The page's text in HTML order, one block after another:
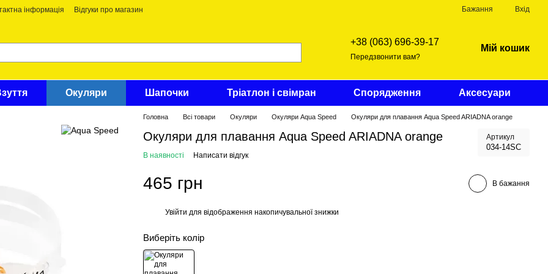
інформація Відгуки про магазин Бажання Вхід
+38 (063) 696-39-17
Передзвонити вам?
Мій кошик
Окуляри Шапочки Тріатлон і свімран Спорядження Аксесуари
Головна Всі товари Окуляри Окуляри Aqua Speed Окуляри для плавання Aqua Speed ARIADNA orange
Окуляри для плавання Aqua Speed ARIADNA orange Артикул
034-14SC
В наявності Написати відгук
465 грн В бажання
Увійти для відображення накопичувальної знижки
Виберіть колір